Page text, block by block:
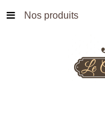
Nos produits